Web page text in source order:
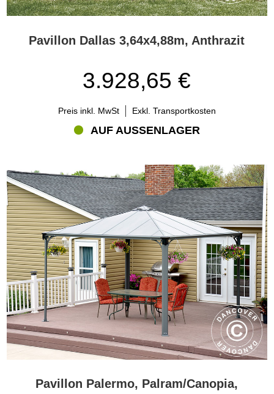
Pavillon Dallas 3,64x4,88m, Anthrazit
3.928,65 €
Preis inkl. MwSt Exkl. Transportkosten
AUF AUSSENLAGER
Pavillon Palermo, Palram/Canopia,